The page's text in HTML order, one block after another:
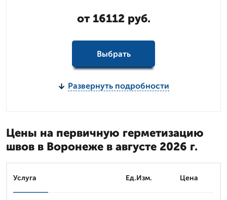
от 16112 руб.
Выбрать
Развернуть подробности
Цены на первичную герметизацию
швов в Воронеже в августе 2026 г.
Услуга Ед.Изм. Цена